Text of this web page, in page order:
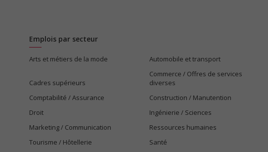
Emplois par secteur
Arts et métiers de la mode Automobile et transport
Cadres supérieurs
Commerce / Offres de services
diverses
Comptabilité / Assurance
Construction / Manutention
Droit
Ingénierie / Sciences
Marketing / Communication
Ressources humaines
Tourisme / Hôtellerie
Santé